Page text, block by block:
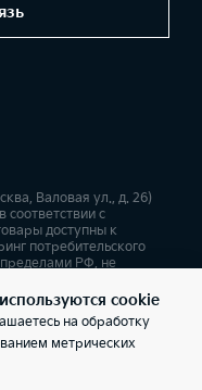
Валовая ул., д. 26)
соответствии с
доступны к
потребительского
РФ, не
выгодах и
Kia. Товар
офертой.
данных
cookie
на обработку
метрических